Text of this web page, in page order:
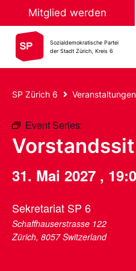
Mitglied werden
Sozialdemokratische Partei
der Stadt Zürich, Kreis 6
SP Zürich 6 Veranstaltungen
Event Series:
31. Mai 2027 ,
Sekretariat SP 6
Schaffhauserstrasse 122
Zürich, 8057 Switzerland